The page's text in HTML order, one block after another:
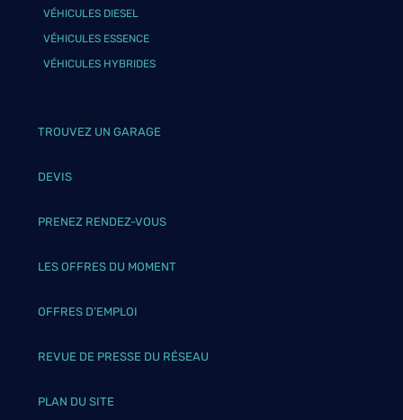
VÉHICULES DIESEL
VÉHICULES ESSENCE
VÉHICULES HYBRIDES
TROUVEZ UN GARAGE
DEVIS
PRENEZ RENDEZ-VOUS
LES OFFRES DU MOMENT
OFFRES D’EMPLOI
REVUE DE PRESSE DU RÉSEAU
PLAN DU SITE